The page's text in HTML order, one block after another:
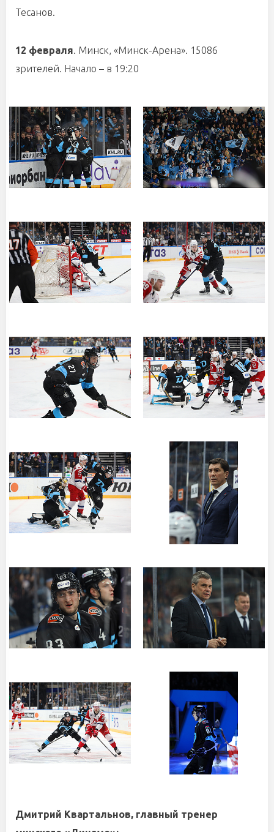
Тесанов.
12 февраля. Минск, «Минск-Арена». 15086
зрителей. Начало – в 19:20
Дмитрий Квартальнов, главный тренер